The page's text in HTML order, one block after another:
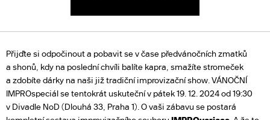
Přijďte si odpočinout a pobavit se v čase předvánočních zmatků
a shonů, kdy na poslední chvíli balíte kapra, smažíte stromeček
a zdobíte dárky na naši již tradiční improvizační show. VÁNOČNÍ
IMPROspeciál se tentokrát uskuteční v pátek 19. 12. 2024 od 19:30
v Divadle NoD (Dlouhá 33, Praha 1). O vaši zábavu se postará